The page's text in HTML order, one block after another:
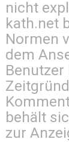
nicht
kath.net
Normen
dem
behält
zur